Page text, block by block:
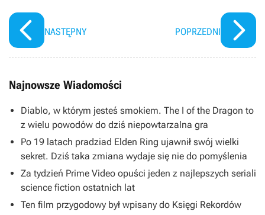
NASTĘPNY POPRZEDNI
Najnowsze Wiadomości
Diablo, w którym jesteś smokiem. The I of the Dragon to
z wielu powodów do dziś niepowtarzalna gra
Po 19 latach pradziad Elden Ring ujawnił swój wielki
sekret. Dziś taka zmiana wydaje się nie do pomyślenia
Za tydzień Prime Video opuści jeden z najlepszych seriali
science fiction ostatnich lat
Ten film przygodowy był wpisany do Księgi Rekordów